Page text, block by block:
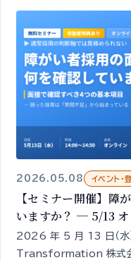
2026.05.08 イベント・
【セミナー開催】障
いますか？ ─ 5/13
2026 年 5 月 13 日（
Transformation 株式会